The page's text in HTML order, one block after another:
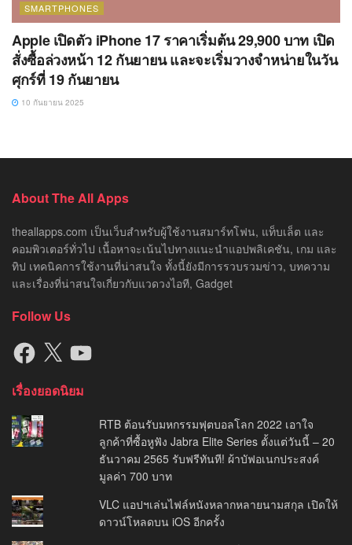
SMARTPHONES
Apple เปิดตัว iPhone 17 ราคาเริ่มต้น 29,900 บาท เปิด
สั่งซื้อล่วงหน้า 12 กันยายน และจะเริ่มวางจำหน่ายในวัน
ศุกร์ที่ 19 กันยายน
10 กันยายน 2025
About The All Apps
theallapps.com เป็นเว็บสำหรับผู้ใช้งานสมาร์ทโฟน, แท็บเล็ต และ
คอมพิวเตอร์ทั่วไป เนื้อหาจะเน้นไปทางแนะนำแอปพลิเคชัน, เกม และ
ทิป เทคนิคการใช้งานที่น่าสนใจ ทั้งนี้ยังมีการรวบรวมข่าว, บทความ
และเรื่องที่น่าสนใจเกี่ยวกับแวดวงไอที, Gadget
Follow Us
Facebook
X YouTube
เรื่องยอดนิยม
RTB ต้อนรับมหกรรมฟุตบอลโลก 2022 เอาใจ
ลูกค้าที่ซื้อหูฟัง Jabra Elite Series ตั้งแต่วันนี้ – 20
ธันวาคม 2565 รับฟรีทันที! ผ้าบัฟอเนกประสงค์
มูลค่า 700 บาท
VLC แอปฯเล่นไฟล์หนังหลากหลายนามสกุล เปิดให้
ดาวน์โหลดบน iOS อีกครั้ง